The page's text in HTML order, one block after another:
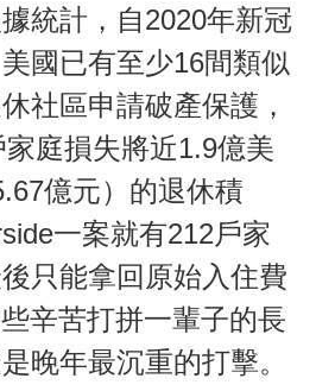
統計，自2020年新冠
國已有至少16間類似
社區申請破產保護，
庭損失將近1.9億美
億元）的退休積
一案就有212戶家
只能拿回原始入住費
辛苦打拼一輩子的長
晚年最沉重的打擊。